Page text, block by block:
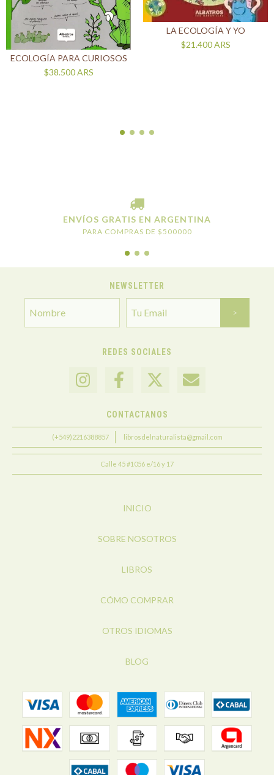
ECOLOGÍA PARA CURIOSOS
$38.500ARS
LA ECOLOGÍA Y YO
$21.400ARS
ENVÍOS GRATIS EN ARGENTINA
PARA COMPRAS DE $500000
NEWSLETTER
REDES SOCIALES
CONTACTANOS
(+549)2216388857 librosdelnaturalista@gmail.com
Calle 45 #1056 e/16 y 17
INICIO
SOBRE NOSOTROS
LIBROS
CÓMO COMPRAR
OTROS IDIOMAS
BLOG